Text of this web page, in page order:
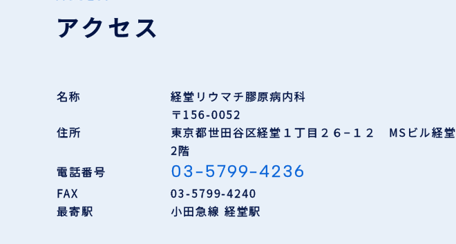
アクセス
名称 経堂リウマチ膠原病内科
住所
〒156-0052
東京都世田谷区経堂１丁目２６−１２ MSビル経堂
2階
電話番号
03-5799-4236
FAX
03-5799-4240
最寄駅
小田急線 経堂駅